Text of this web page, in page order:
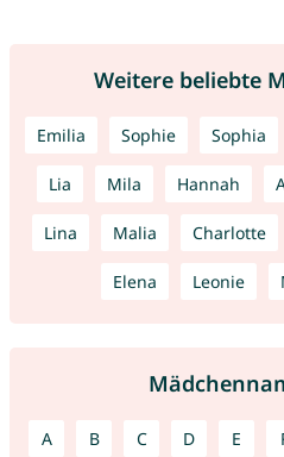
Weitere beliebte
Emilia Sophie Sophia
Lia Mila Hannah
Lina Malia Charlotte
Elena Leonie
A B C D E